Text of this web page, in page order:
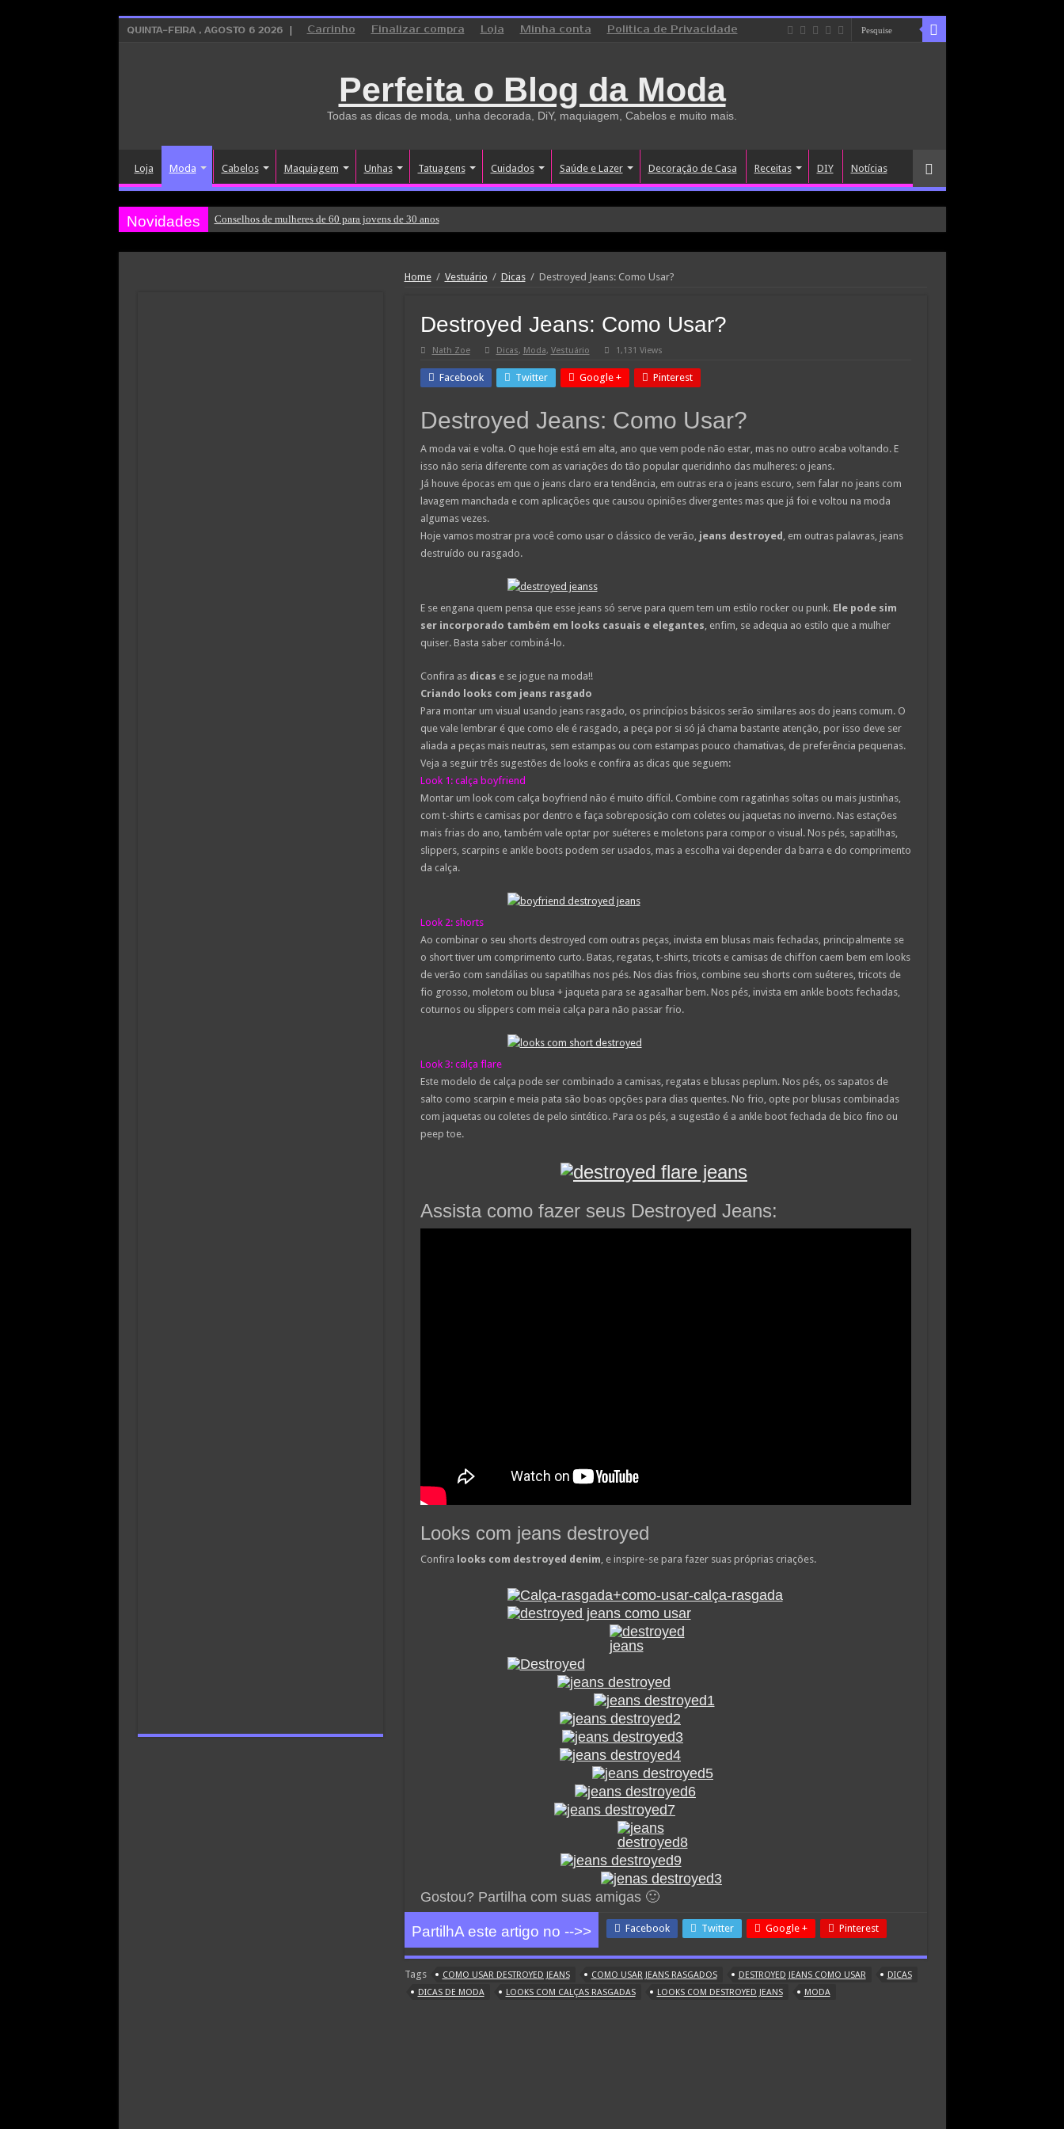
QUINTA-FEIRA , AGOSTO 6 2026 Carrinho Finalizar compra Loja Minha conta Politica de Privacidade
Perfeita o Blog da Moda
Todas as dicas de moda, unha decorada, DiY, maquiagem, Cabelos e muito mais.
Loja Moda Cabelos Maquiagem Unhas Tatuagens Cuidados Saúde e Lazer Decoração de Casa Receitas DIY Notícias
Novidades Conselhos de mulheres de 60 para jovens de 30 anos
Home / Vestuário / Dicas / Destroyed Jeans: Como Usar?
Destroyed Jeans: Como Usar?
Nath Zoe Dicas, Moda, Vestuário 1,131 Views
Facebook Twitter Google + Pinterest
Destroyed Jeans: Como Usar?
A moda vai e volta. O que hoje está em alta, ano que vem pode não estar, mas no outro acaba voltando. E
isso não seria diferente com as variações do tão popular queridinho das mulheres: o jeans.
Já houve épocas em que o jeans claro era tendência, em outras era o jeans escuro, sem falar no jeans com
lavagem manchada e com aplicações que causou opiniões divergentes mas que já foi e voltou na moda
algumas vezes.
Hoje vamos mostrar pra você como usar o clássico de verão, jeans destroyed , em outras palavras, jeans
destruído ou rasgado.
E se engana quem pensa que esse jeans só serve para quem tem um estilo rocker ou punk. Ele pode sim
ser incorporado também em looks casuais e elegantes , enfim, se adequa ao estilo que a mulher
quiser. Basta saber combiná-lo.
Confira asdicas e se jogue na moda!!
Criando looks com jeans rasgado
Para montar um visual usando jeans rasgado, os princípios básicos serão similares aos do jeans comum. O
que vale lembrar é que como ele é rasgado, a peça por si só já chama bastante atenção, por isso deve ser
aliada a peças mais neutras, sem estampas ou com estampas pouco chamativas, de preferência pequenas.
Veja a seguir três sugestões de looks e confira as dicas que seguem:
Look 1: calça boyfriend
Montar um look com calça boyfriend não é muito difícil. Combine com ragatinhas soltas ou mais justinhas,
com t-shirts e camisas por dentro e faça sobreposição com coletes ou jaquetas no inverno. Nas estações
mais frias do ano, também vale optar por suéteres e moletons para compor o visual. Nos pés, sapatilhas,
slippers, scarpins e ankle boots podem ser usados, mas a escolha vai depender da barra e do comprimento
da calça.
Look 2: shorts
Ao combinar o seu shorts destroyed com outras peças, invista em blusas mais fechadas, principalmente se
o short tiver um comprimento curto. Batas, regatas, t-shirts, tricots e camisas de chiffon caem bem em looks
de verão com sandálias ou sapatilhas nos pés. Nos dias frios, combine seu shorts com suéteres, tricots de
fio grosso, moletom ou blusa + jaqueta para se agasalhar bem. Nos pés, invista em ankle boots fechadas,
coturnos ou slippers com meia calça para não passar frio.
Look 3: calça flare
Este modelo de calça pode ser combinado a camisas, regatas e blusas peplum. Nos pés, os sapatos de
salto como scarpin e meia pata são boas opções para dias quentes. No frio, opte por blusas combinadas
com jaquetas ou coletes de pelo sintético. Para os pés, a sugestão é a ankle boot fechada de bico fino ou
peep toe.
Assista como fazer seus Destroyed Jeans:
Looks com jeans destroyed
Confira looks com destroyed denim, e inspire-se para fazer suas próprias criações.
Gostou? Partilha com suas amigas 🙂
PartilhA este artigo no -->> Facebook Twitter Google + Pinterest
Tags COMO USAR DESTROYED JEANS COMO USAR JEANS RASGADOS DESTROYED JEANS COMO USAR
DICAS
DICAS DE MODA
LOOKS COM CALÇAS RASGADAS LOOKS COM DESTROYED JEANS MODA